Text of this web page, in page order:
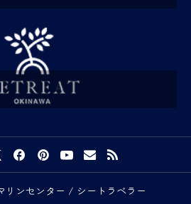
リンセンター / シートラベラー